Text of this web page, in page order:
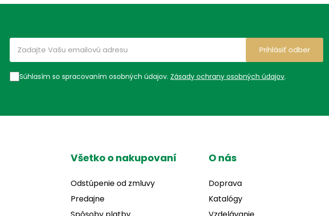
Súhlasím so spracovaním osobných údajov. Zásady ochrany osobných údajov.
Prihlásiť odber
Všetko o nakupovaní
Odstúpenie od zmluvy
Predajne
O nás
Doprava
Katalógy